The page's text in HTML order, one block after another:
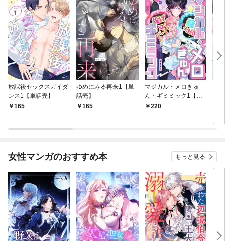
放課後セックスガイダ
ンス1【単話売】
165
ゆめにみる再来1【単
話売】
165
マジカル・メロきゅ
ん・ギミミック1【単
話売】
220
女性マンガのおすすめ本 もっと見る